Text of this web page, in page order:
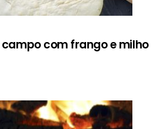
com frango e milho